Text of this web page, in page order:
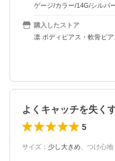
ゲージ/カラー/14G/シルバ
購入したストア
凛 ボディピアス・軟骨ピア
5
サイズ ： 少し大きめ つけ心地